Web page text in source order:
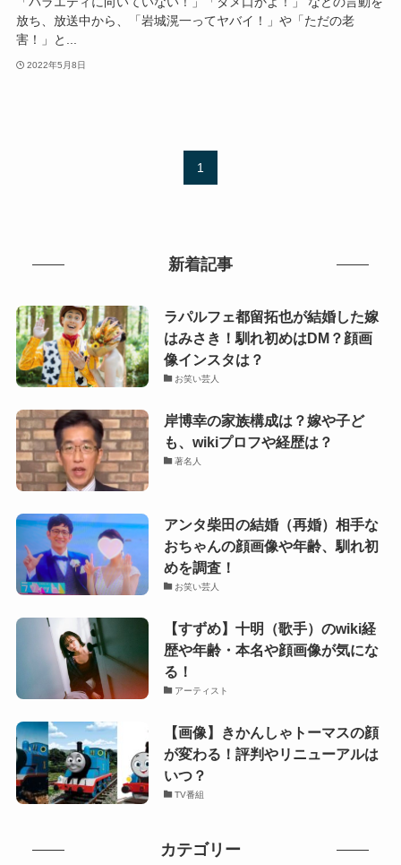
放ち、放送中から、「岩城滉一ってヤバイ！」や「ただの老
害！」と...
2022年5月8日
1
新着記事
ラパルフェ都留拓也が結婚した嫁
はみさき！馴れ初めはDM？顔画
像インスタは？
お笑い芸人
岸博幸の家族構成は？嫁や子ど
も、wikiプロフや経歴は？
著名人
アンタ柴田の結婚（再婚）相手な
おちゃんの顔画像や年齢、馴れ初
めを調査！
お笑い芸人
【すずめ】十明（歌手）のwiki経
歴や年齢・本名や顔画像が気にな
る！
アーティスト
【画像】きかんしゃトーマスの顔
が変わる！評判やリニューアルは
いつ？
TV番組
カテゴリー